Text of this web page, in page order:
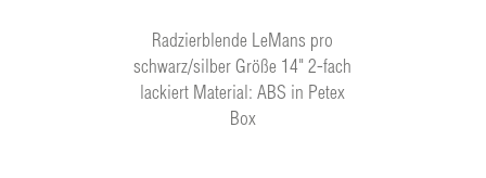
Radzierblende LeMans pro
schwarz/silber Größe 14" 2-fach
lackiert Material: ABS in Petex
Box